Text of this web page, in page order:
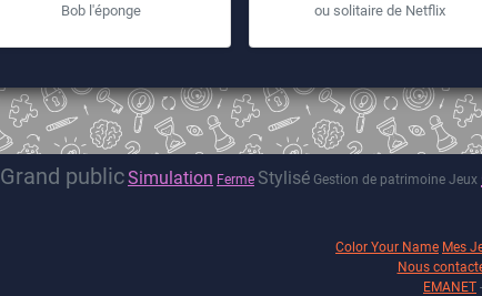
Bob l'éponge
ou solitaire de Netflix
Grand publicSimulation Ferme Stylisé Gestion de patrimoine Jeux
Color Your Name Mes
Nous
EMANET